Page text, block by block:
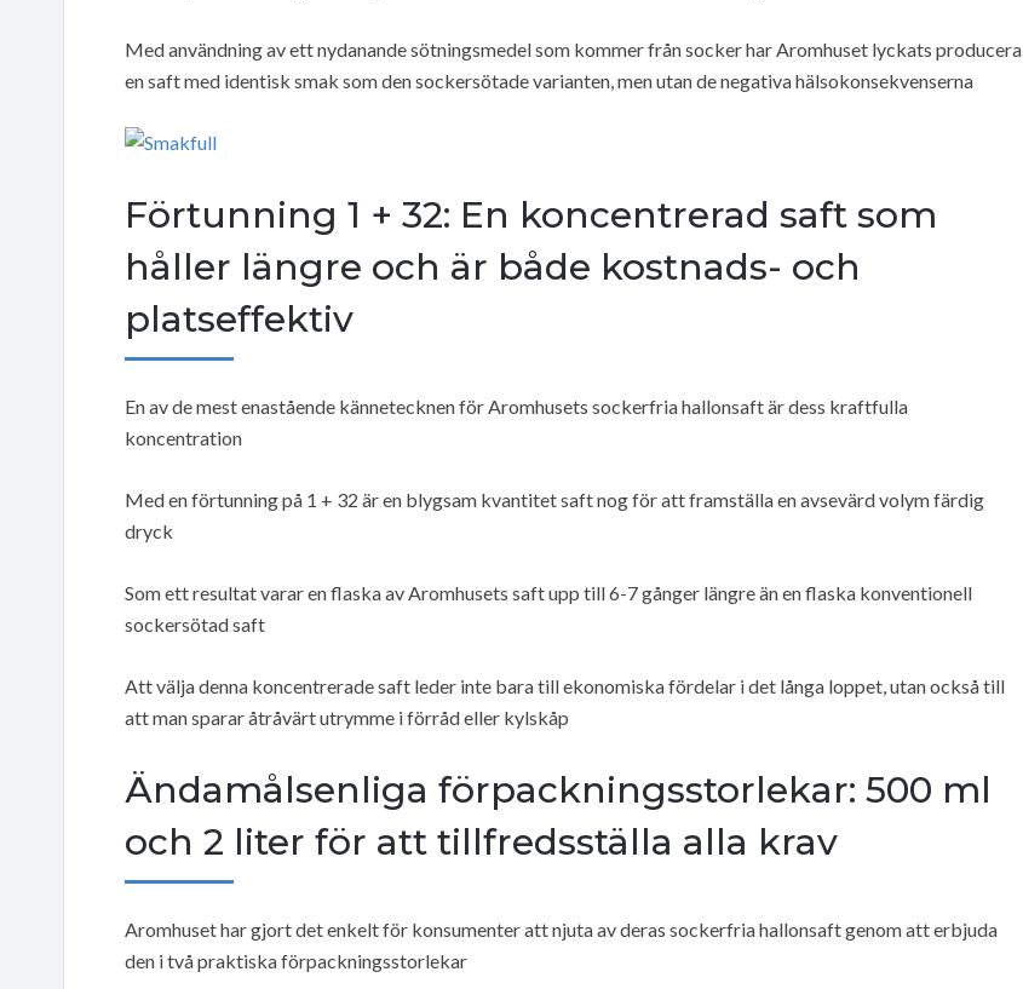
Med användning av ett nydanande sötningsmedel som kommer från socker har Aromhuset lyckats producera
en saft med identisk smak som den sockersötade varianten, men utan de negativa hälsokonsekvenserna
Förtunning 1 + 32: En koncentrerad saft som
håller längre och är både kostnads- och
platseffektiv
En av de mest enastående kännetecknen för Aromhusets sockerfria hallonsaft är dess kraftfulla
koncentration
Med en förtunning på 1 + 32 är en blygsam kvantitet saft nog för att framställa en avsevärd volym färdig
dryck
Som ett resultat varar en flaska av Aromhusets saft upp till 6-7 gånger längre än en flaska konventionell
sockersötad saft
Att välja denna koncentrerade saft leder inte bara till ekonomiska fördelar i det långa loppet, utan också till
att man sparar åtråvärt utrymme i förråd eller kylskåp
Ändamålsenliga förpackningsstorlekar: 500 ml
och 2 liter för att tillfredsställa alla krav
Aromhuset har gjort det enkelt för konsumenter att njuta av deras sockerfria hallonsaft genom att erbjuda
den i två praktiska förpackningsstorlekar